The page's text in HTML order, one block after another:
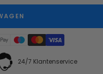
24/7 Klantenservice